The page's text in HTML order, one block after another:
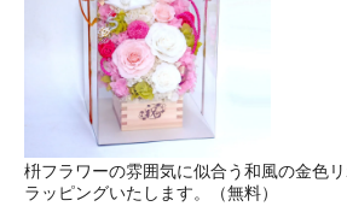
枡フラワーの雰囲気に似合う和風の金色
ラッピングいたします。（無料）